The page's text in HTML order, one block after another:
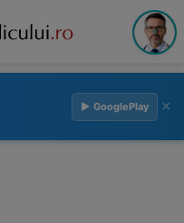
▶ GooglePlay ×